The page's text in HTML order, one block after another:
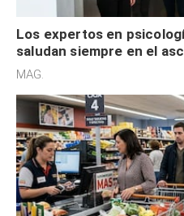
Los expertos en
saludan siempre en el
defensiva y tienen
MAG.